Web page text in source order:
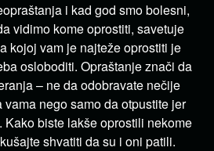
i kad god smo bolesni,
vidimo kome oprostiti, savetuje
kojoj vam je najteže oprostiti je
osloboditi. Opraštanje znači da
– ne da odobravate nečije
nego samo da otpustite jer
Kako biste lakše oprostili nekome
shvatiti da su i oni patili.